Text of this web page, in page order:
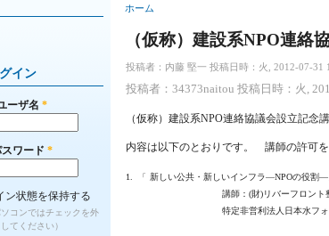
イン
ーザ名 *
ワード *
ン状態を保持する
ソコンではチェックを外
してください）
現在地
ホーム
（仮称）建設系NPO連絡
投稿者： 内藤 堅一 投稿日時：火, 2012-07-31
投稿者：34373naitou 投稿日時：火,
（仮称）建設系NPO連絡協議会設立記念
内容は以下のとおりです。 講師の許可を
1. 「 新しい公共・新しいインフラ―NPOの役割―
講師：(財)リバーフロント整備
特定非営利法人日本水フォーラ